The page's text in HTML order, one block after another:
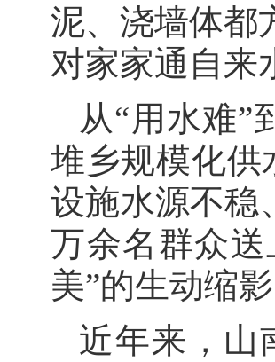
泥、浇墙体都
对家家通自来
从“用水难”
堆乡规模化供
设施水源不稳
万余名群众
美”的生动缩影
近年来，山